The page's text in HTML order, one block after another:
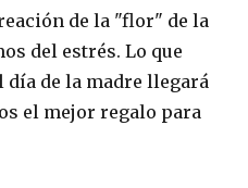
de la "flor" de la
del estrés. Lo que
día de la madre llegará
el mejor regalo para